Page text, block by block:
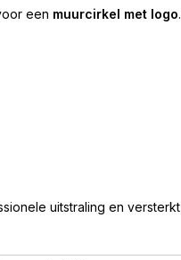
een muurcirkel met logo.
uitstraling en versterkt